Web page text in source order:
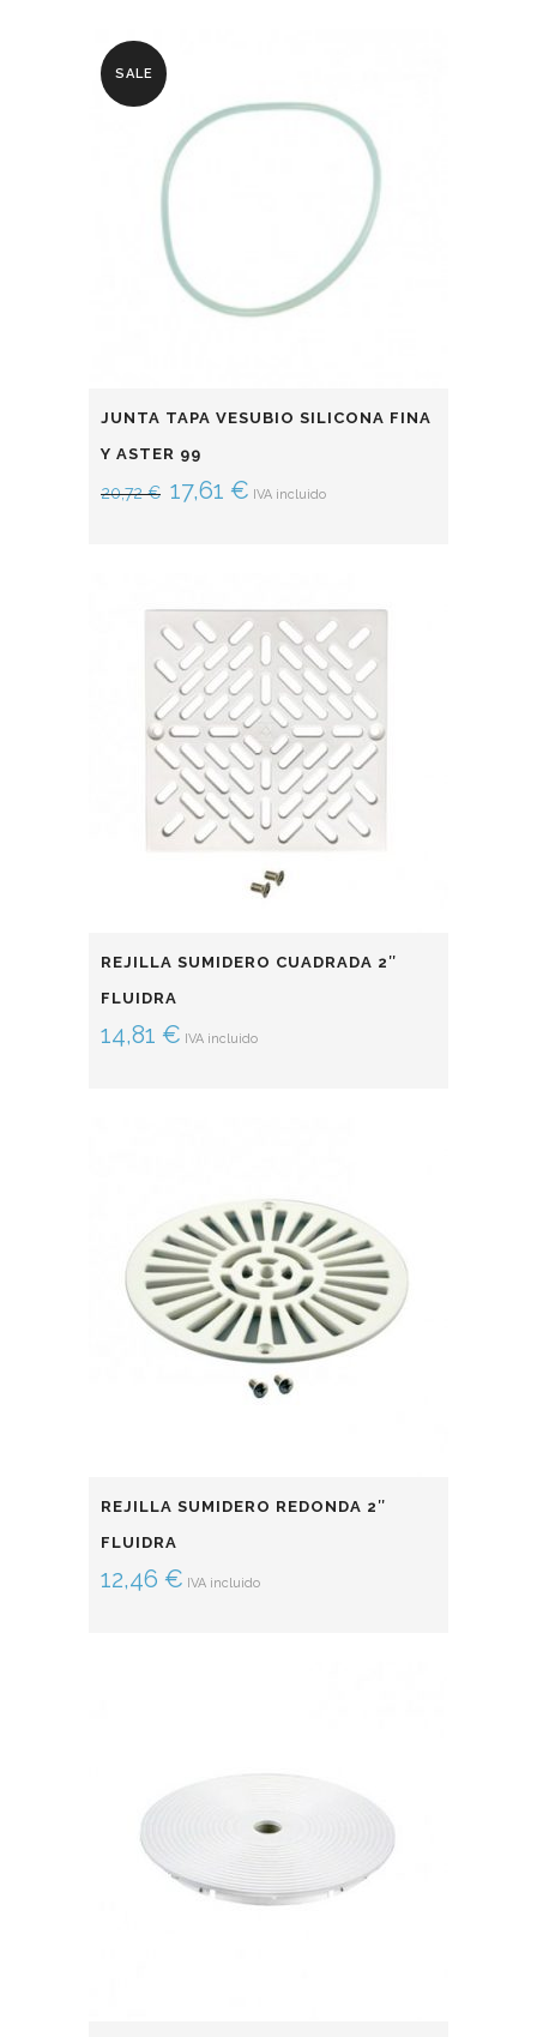
SALE
JUNTA TAPA VESUBIO SILICONA FINA
Y ASTER 99
20,72€ 17,61 € IVA incluido
REJILLA SUMIDERO CUADRADA 2″
FLUIDRA
14,81 € IVA incluido
REJILLA SUMIDERO REDONDA 2″
FLUIDRA
12,46 € IVA incluido